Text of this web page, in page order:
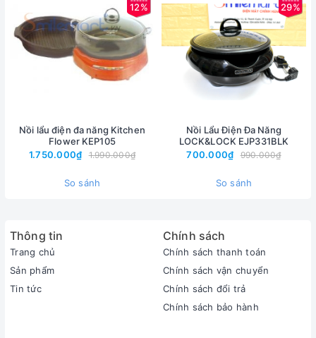
Nắp thủy tinh trong suốt kín hơi giúp nồi sôi nhanh, giữ nóng
lâu, giữ nguyên hương vị của món ăn
Thêm lồng hấp tiện dụng giúp bạn chế biến được nhiều món ăn
Khay hấp từ inox 304 cao cấp, chịu nhiệt, và bền bỉ
Có thể điều chỉnh nhiệt độ thích hợp
2 mức chỉnh nhiệt to/ nhỏ tương ứng với công suất
thức ăn nhanh chín hơn
Hoạt động theo nguyên lý cảm ứng điện từ, đầu dò cảm biến
nhanh nhạy, chính xác nhiệt độ đang nấu
Sử dụng nguồn điện 220V phổ biến
12%
Nồi lẩu điện đa năng Kitchen
Flower KEP105
1.750.000₫
1.990.000₫
So sánh
29%
Nồi Lẩu Điện Đa Năng
LOCK&LOCK EJP331BLK
700.000₫
990.000₫
So sánh
Thông tin
Trang chủ
Sản phẩm
Tin tức
Chính sách
Chính sách thanh toán
Chính sách vận chuyển
Chính sách đổi trả
Chính sách bảo hành